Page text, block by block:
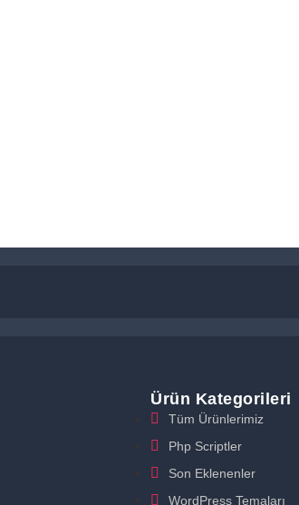
Ürün Kategorileri
Tüm Ürünlerimiz
Php Scriptler
Son Eklenenler
WordPress Temaları